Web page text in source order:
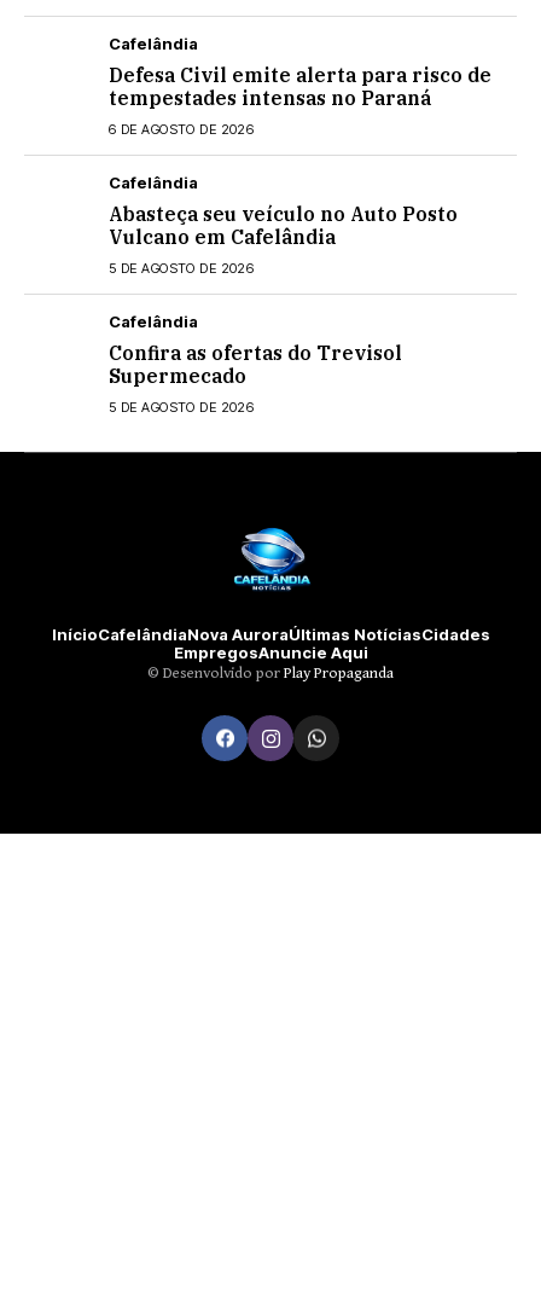
Cafelândia
Defesa Civil emite alerta para risco de
tempestades intensas no Paraná
6 DE AGOSTO DE 2026
Cafelândia
Abasteça seu veículo no Auto Posto
Vulcano em Cafelândia
5 DE AGOSTO DE 2026
Cafelândia
Confira as ofertas do Trevisol
Supermecado
5 DE AGOSTO DE 2026
InícioCafelândiaNova AuroraÚltimas NotíciasCidades
EmpregosAnuncie Aqui
©️ Desenvolvido por Play Propaganda